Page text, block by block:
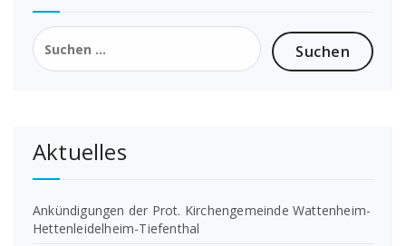
Suchen
nach:
Aktuelles
Ankündigungen der Prot. Kirchengemeinde Wattenheim-
Hettenleidelheim-Tiefenthal